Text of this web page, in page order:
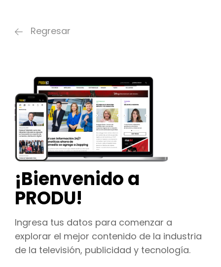
Regresar
¡Bienvenido a
PRODU!
Ingresa tus datos para comenzar a
explorar el mejor contenido de la industria
de la televisión, publicidad y tecnología.